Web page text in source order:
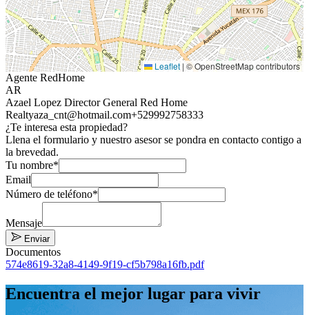
Leaflet | © OpenStreetMap contributors
Agente RedHome
AR
Azael Lopez Director General Red Home
Realtyaza_cnt@hotmail.com+529992758333
¿Te interesa esta propiedad?
Llena el formulario y nuestro asesor se pondra en contacto contigo a
la brevedad.
Tu nombre*
Email
Número de teléfono*
Mensaje
Enviar
Documentos
574e8619-32a8-4149-9f19-cf5b798a16fb.pdf
Encuentra el mejor lugar para vivir